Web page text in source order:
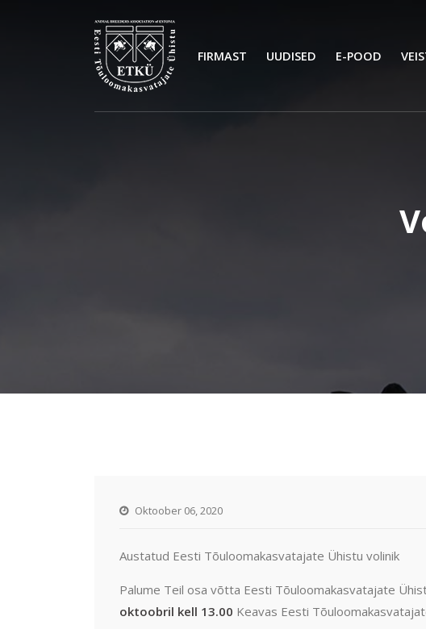
FIRMAST UUDISED E-POOD
Oktoober 06, 2020
Austatud Eesti Tõuloomakasvatajate Ühistu volinik
Palume Teil osa võtta Eesti Tõuloomakasvatajate
oktoobril kell 13.00 Keavas Eesti